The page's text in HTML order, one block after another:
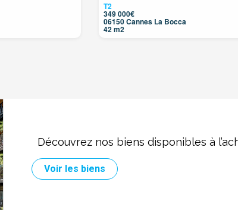
T2
349 000€
06150 Cannes La Bocca
42 m2
Découvrez nos biens disponibles à
Voir les biens